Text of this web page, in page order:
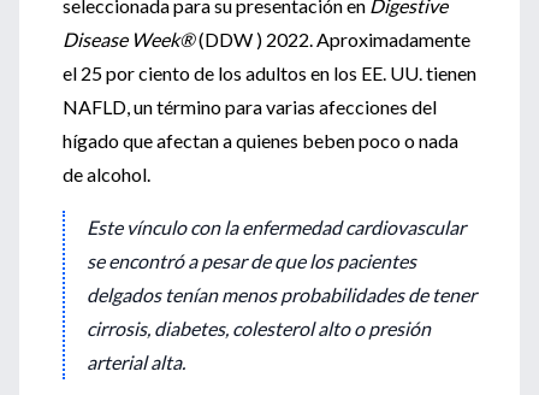
seleccionada para su presentación en Digestive
Disease Week®(DDW ) 2022. Aproximadamente
el 25 por ciento de los adultos en los EE. UU. tienen
NAFLD, un término para varias afecciones del
hígado que afectan a quienes beben poco o nada
de alcohol.
Este vínculo con la enfermedad cardiovascular
se encontró a pesar de que los pacientes
delgados tenían menos probabilidades de tener
cirrosis, diabetes, colesterol alto o presión
arterial alta.